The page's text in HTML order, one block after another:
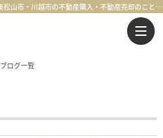
月別一覧【2021年9月】 | 鶴ヶ島市・坂戸市・東松山市・川越市の不動産購入・不動産売却のことならセンチュリー21明和ハウス
ブログ一覧